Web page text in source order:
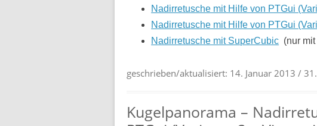
Nadirretusche mit Hilfe von PTGui
Nadirretusche mit Hilfe von PTGui
Nadirretusche mit SuperCubic (nur
geschrieben/aktualisiert: 14. Januar 2013 /
Kugelpanorama –